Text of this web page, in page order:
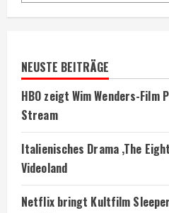
NEUSTE BEITRÄGE
HBO zeigt Wim Wenders-
Stream
Italienisches Drama ‚The
Videoland
Netflix bringt Kultfilm